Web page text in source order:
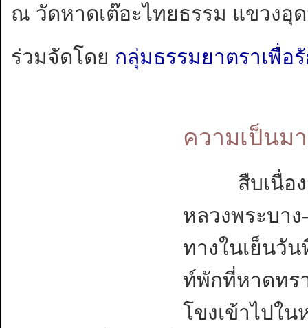
ณ วัดหาดเต๊อะไทยธรรม แขวงอุ
ร่วมจัดโดย กลุ่มธรรมยาตราเพื่อ
ความเป็นมา
สืบเนื่อง
หลวงพระบา
ทางในเย็นวั
ท์พักที่หาดทร
โขงเข้าไปใ